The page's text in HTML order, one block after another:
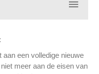
een volledige nieuwe
meer aan de eisen van